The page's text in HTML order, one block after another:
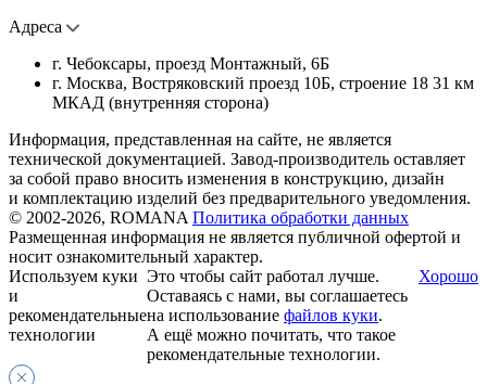
Адреса
г. Чебоксары, проезд Монтажный, 6Б
г. Москва, Востряковский проезд 10Б, строение 18 31 км
МКАД (внутренняя сторона)
Информация, представленная на сайте, не является
технической документацией. Завод-производитель оставляет
за собой право вносить изменения в конструкцию, дизайн
и комплектацию изделий без предварительного уведомления.
© 2002-2026, ROMANA Политика обработки данных
Размещенная информация не является публичной офертой и
носит ознакомительный характер.
Используем куки
и
рекомендательные
технологии
Это чтобы сайт работал лучше.
Оставаясь с нами, вы соглашаетесь
на использование файлов куки.
А ещё можно почитать, что такое
рекомендательные технологии.
Хорошо